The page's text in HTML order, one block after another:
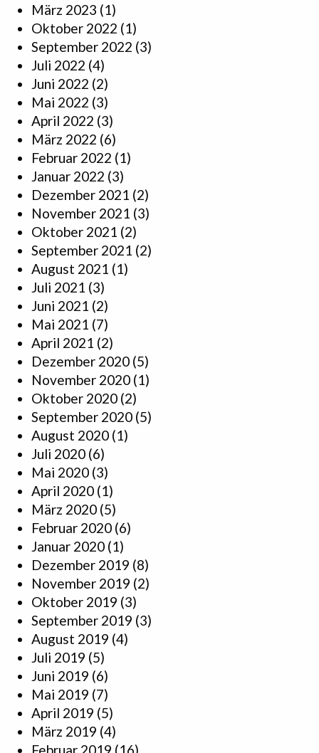
März 2023 (1)
Oktober 2022 (1)
September 2022 (3)
Juli 2022 (4)
Juni 2022 (2)
Mai 2022 (3)
April 2022 (3)
März 2022 (6)
Februar 2022 (1)
Januar 2022 (3)
Dezember 2021 (2)
November 2021 (3)
Oktober 2021 (2)
September 2021 (2)
August 2021 (1)
Juli 2021 (3)
Juni 2021 (2)
Mai 2021 (7)
April 2021 (2)
Dezember 2020 (5)
November 2020 (1)
Oktober 2020 (2)
September 2020 (5)
August 2020 (1)
Juli 2020 (6)
Mai 2020 (3)
April 2020 (1)
März 2020 (5)
Februar 2020 (6)
Januar 2020 (1)
Dezember 2019 (8)
November 2019 (2)
Oktober 2019 (3)
September 2019 (3)
August 2019 (4)
Juli 2019 (5)
Juni 2019 (6)
Mai 2019 (7)
April 2019 (5)
März 2019 (4)
Februar 2019 (16)